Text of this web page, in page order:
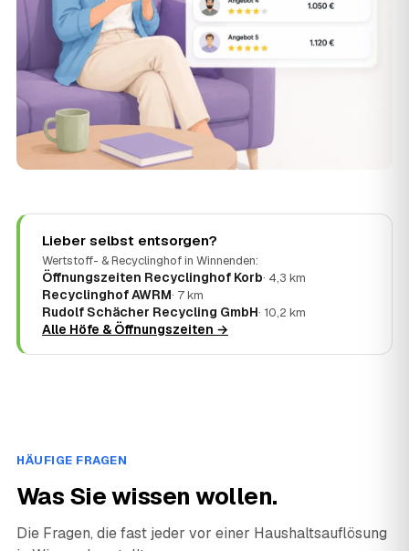
Lieber selbst entsorgen?
Wertstoff- & Recyclinghof in Winnenden:
Öffnungszeiten Recyclinghof Korb· 4,3 km
Recyclinghof AWRM· 7 km
Rudolf Schächer Recycling GmbH· 10,2 km
Alle Höfe & Öffnungszeiten →
HÄUFIGE FRAGEN
Was Sie wissen wollen.
Die Fragen, die fast jeder vor einer Haushaltsauflösung